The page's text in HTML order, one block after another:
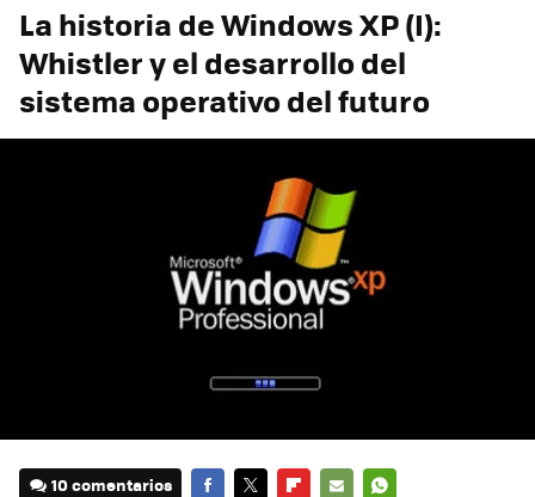
La historia de Windows XP (I):
Whistler y el desarrollo del
sistema operativo del futuro
10 comentarios